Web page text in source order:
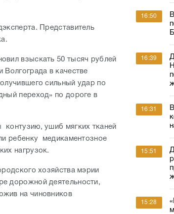
Представитель
взыскать 50 тысяч рублей
Волгограда в качестве
сильный удар по
переход» по дороге в
контузию, ушиб мягких тканей
ребенку медикаментозное
нагрузок.
хозяйства мэрии
дорожной деятельности,
на чиновников
16:50
16:39
16:31
15:51
15:28